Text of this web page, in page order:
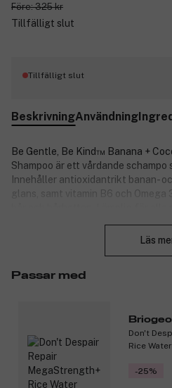
Före: 325 kr
Tillfälligt slut
Tillfälligt slut
BeskrivningAnvändning
Be Gentle, Be Kind™ Banana +
Shampoo är ett vårdande schampo
Innehåller antioxidantrikt banan-
glans, samt vitamin B6 och
Läs
Passar med
Briogeo
Don't
Rice
-25%